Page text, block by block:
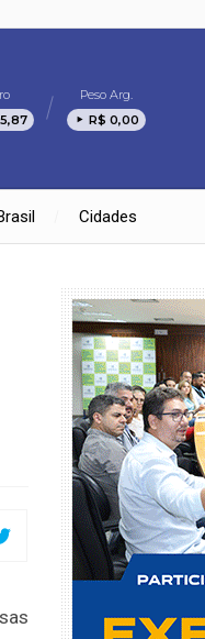
Peso Arg.
R$ 0,00
Cidades